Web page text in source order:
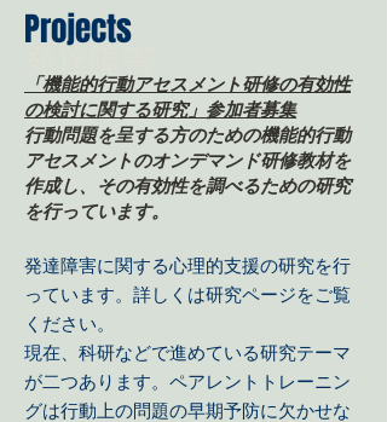
Projects
発達障害
「機能的行動アセスメント研修の有効性
の検討に関する研究」参加者募集
行動問題を呈する方のための機能的行動
アセスメントのオンデマンド研修教材を
作成し、その有効性を調べるための研究
を行っています。
発達障害に関する心理的支援の研究を行
っています。詳しくは研究ページをご覧
ください。
現在、科研などで進めている研究テーマ
が二つあります。ペアレントトレーニン
グは行動上の問題の早期予防に欠かせな